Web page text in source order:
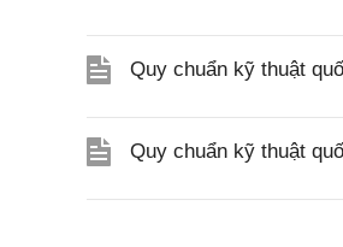
Quy chuẩn kỹ thuật
Quy chuẩn kỹ thuật